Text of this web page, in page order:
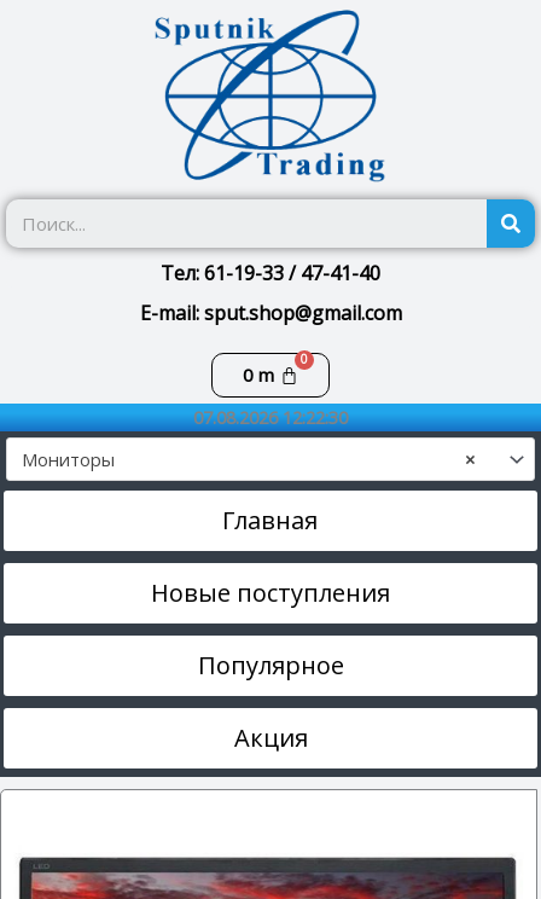
Тел: 61-19-33 / 47-41-40
E-mail: sput.shop@gmail.com
0m
Корзина
07.08.2026 12:22:30
×
Мониторы
Главная
Новые поступления
Популярное
Акция